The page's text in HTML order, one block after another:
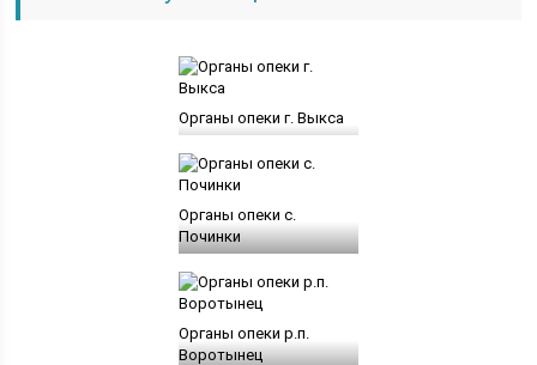
Органы опеки г. Выкса
Органы опеки с.
Починки
Органы опеки р.п.
Воротынец